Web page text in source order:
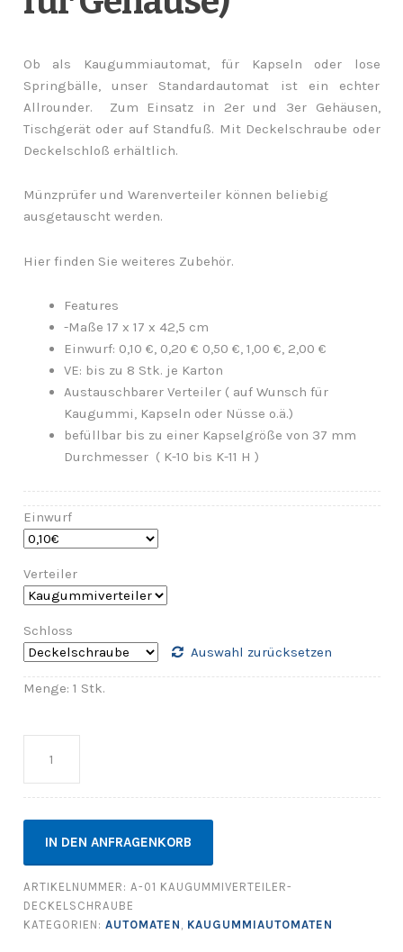
Ob als Kaugummiautomat, für Kapseln oder lose
Springbälle, unser Standardautomat ist ein echter
Allrounder. Zum Einsatz in 2er und 3er Gehäusen,
Tischgerät oder auf Standfuß. Mit Deckelschraube oder
Deckelschloß erhältlich.
Münzprüfer und Warenverteiler können beliebig
ausgetauscht werden.
Hier finden Sie weiteres Zubehör.
Features
-Maße 17 x 17 x 42,5 cm
Einwurf: 0,10 €, 0,20 € 0,50 €, 1,00 €, 2,00 €
VE: bis zu 8 Stk. je Karton
Austauschbarer Verteiler ( auf Wunsch für
Kaugummi, Kapseln oder Nüsse o.ä.)
befüllbar bis zu einer Kapselgröße von 37 mm
Durchmesser ( K-10 bis K-11 H )
Einwurf
Verteiler
Schloss
Auswahl zurücksetzen
Menge: 1 Stk.
IN DEN ANFRAGENKORB
ARTIKELNUMMER: A-01 KAUGUMMIVERTEILER-
DECKELSCHRAUBE
KATEGORIEN: AUTOMATEN KAUGUMMIAUTOMATEN